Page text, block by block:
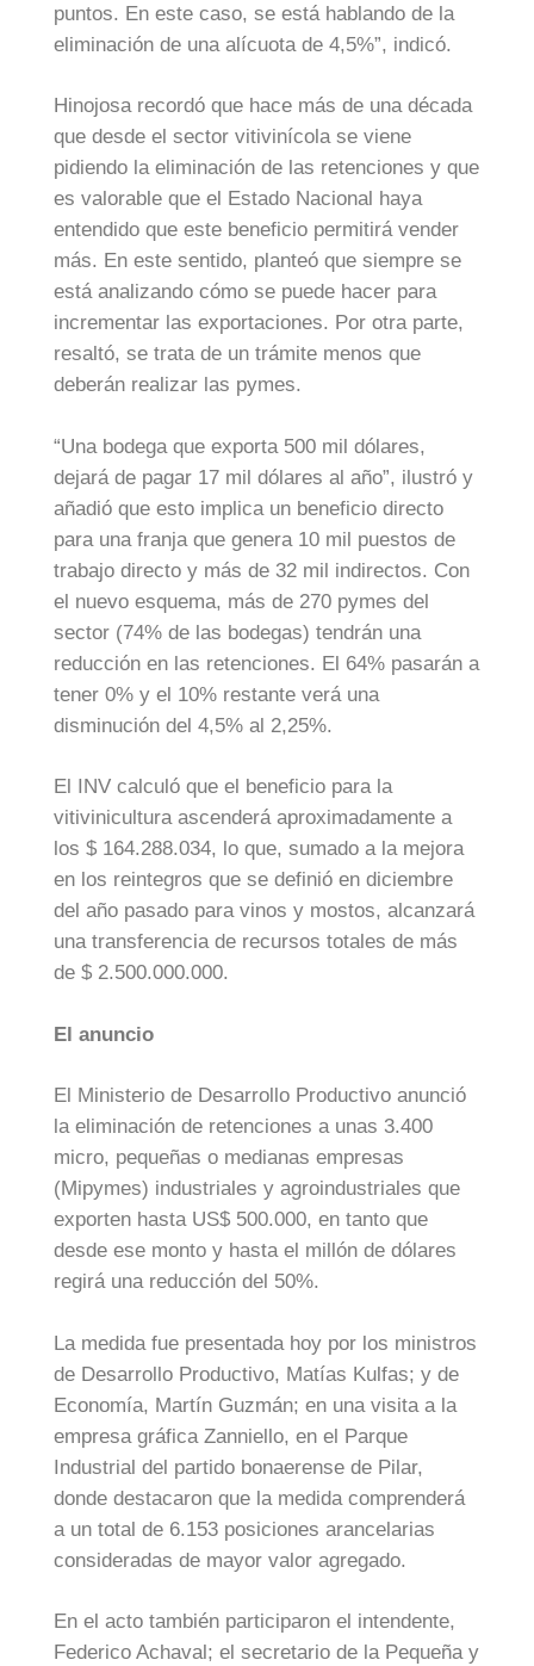
puntos. En este caso, se está hablando de la
eliminación de una alícuota de 4,5%”, indicó.
Hinojosa recordó que hace más de una década
que desde el sector vitivinícola se viene
pidiendo la eliminación de las retenciones y que
es valorable que el Estado Nacional haya
entendido que este beneficio permitirá vender
más. En este sentido, planteó que siempre se
está analizando cómo se puede hacer para
incrementar las exportaciones. Por otra parte,
resaltó, se trata de un trámite menos que
deberán realizar las pymes.
“Una bodega que exporta 500 mil dólares,
dejará de pagar 17 mil dólares al año”, ilustró y
añadió que esto implica un beneficio directo
para una franja que genera 10 mil puestos de
trabajo directo y más de 32 mil indirectos. Con
el nuevo esquema, más de 270 pymes del
sector (74% de las bodegas) tendrán una
reducción en las retenciones. El 64% pasarán a
tener 0% y el 10% restante verá una
disminución del 4,5% al 2,25%.
El INV calculó que el beneficio para la
vitivinicultura ascenderá aproximadamente a
los $ 164.288.034, lo que, sumado a la mejora
en los reintegros que se definió en diciembre
del año pasado para vinos y mostos, alcanzará
una transferencia de recursos totales de más
de $ 2.500.000.000.
El anuncio
El Ministerio de Desarrollo Productivo anunció
la eliminación de retenciones a unas 3.400
micro, pequeñas o medianas empresas
(Mipymes) industriales y agroindustriales que
exporten hasta US$ 500.000, en tanto que
desde ese monto y hasta el millón de dólares
regirá una reducción del 50%.
La medida fue presentada hoy por los ministros
de Desarrollo Productivo, Matías Kulfas; y de
Economía, Martín Guzmán; en una visita a la
empresa gráfica Zanniello, en el Parque
Industrial del partido bonaerense de Pilar,
donde destacaron que la medida comprenderá
a un total de 6.153 posiciones arancelarias
consideradas de mayor valor agregado.
En el acto también participaron el intendente,
Federico Achaval; el secretario de la Pequeña y